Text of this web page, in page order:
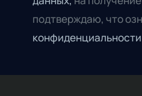
подтверждаю, что